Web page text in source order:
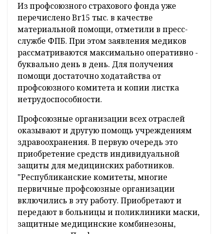
Из профсоюзного страхового фонда уже
перечислено Br15 тыс. в качестве
материальной помощи, отметили в пресс-
службе ФПБ. При этом заявления медиков
рассматриваются максимально оперативно -
буквально день в день. Для получения
помощи достаточно ходатайства от
профсоюзного комитета и копии листка
нетрудоспособности.
Профсоюзные организации всех отраслей
оказывают и другую помощь учреждениям
здравоохранения. В первую очередь это
приобретение средств индивидуальной
защиты для медицинских работников.
"Республиканские комитеты, многие
первичные профсоюзные организации
включились в эту работу. Приобретают и
передают в больницы и поликлиники маски,
защитные медицинские комбинезоны,